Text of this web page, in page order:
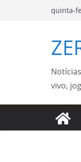
quinta-
vivo,